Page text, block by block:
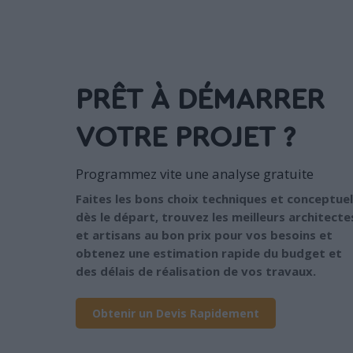
PRÊT À DÉMARRER
VOTRE PROJET ?
Programmez vite une analyse gratuite
Faites les bons choix techniques et
dès le départ, trouvez les meilleurs
et artisans au bon prix pour vos besoins et
obtenez une estimation rapide du budget et
des délais de réalisation de vos travaux.
Obtenir un Devis Rapidement